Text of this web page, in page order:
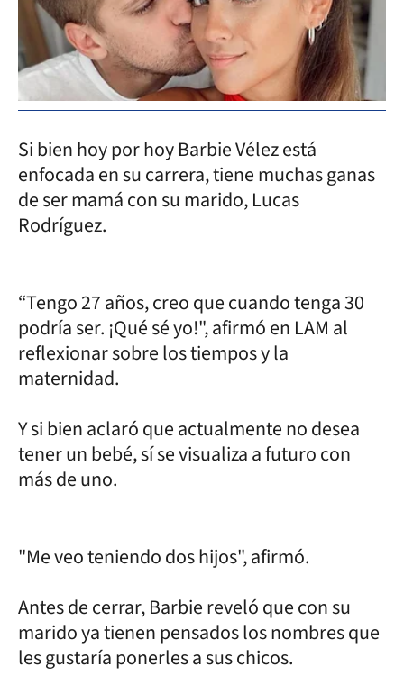
Si bien hoy por hoy Barbie Vélez está
enfocada en su carrera, tiene muchas ganas
de ser mamá con su marido, Lucas
Rodríguez.
“Tengo 27 años, creo que cuando tenga 30
podría ser. ¡Qué sé yo!", afirmó en LAM al
reflexionar sobre los tiempos y la
maternidad.
Y si bien aclaró que actualmente no desea
tener un bebé, sí se visualiza a futuro con
más de uno.
"Me veo teniendo dos hijos", afirmó.
Antes de cerrar, Barbie reveló que con su
marido ya tienen pensados los nombres que
les gustaría ponerles a sus chicos.